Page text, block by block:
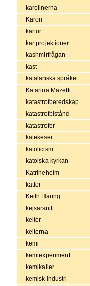
karolinerna
Karon
kartor
kartprojektioner
kashmirfrågan
kast
katalanska språket
Katarina Mazetti
katastrofberedskap
katastrofbistånd
katastrofer
katekeser
katolicism
katolska kyrkan
Katrineholm
katter
Keith Haring
kejsarsnitt
kelter
kelterna
kemi
kemiexperiment
kemikalier
kemisk industri